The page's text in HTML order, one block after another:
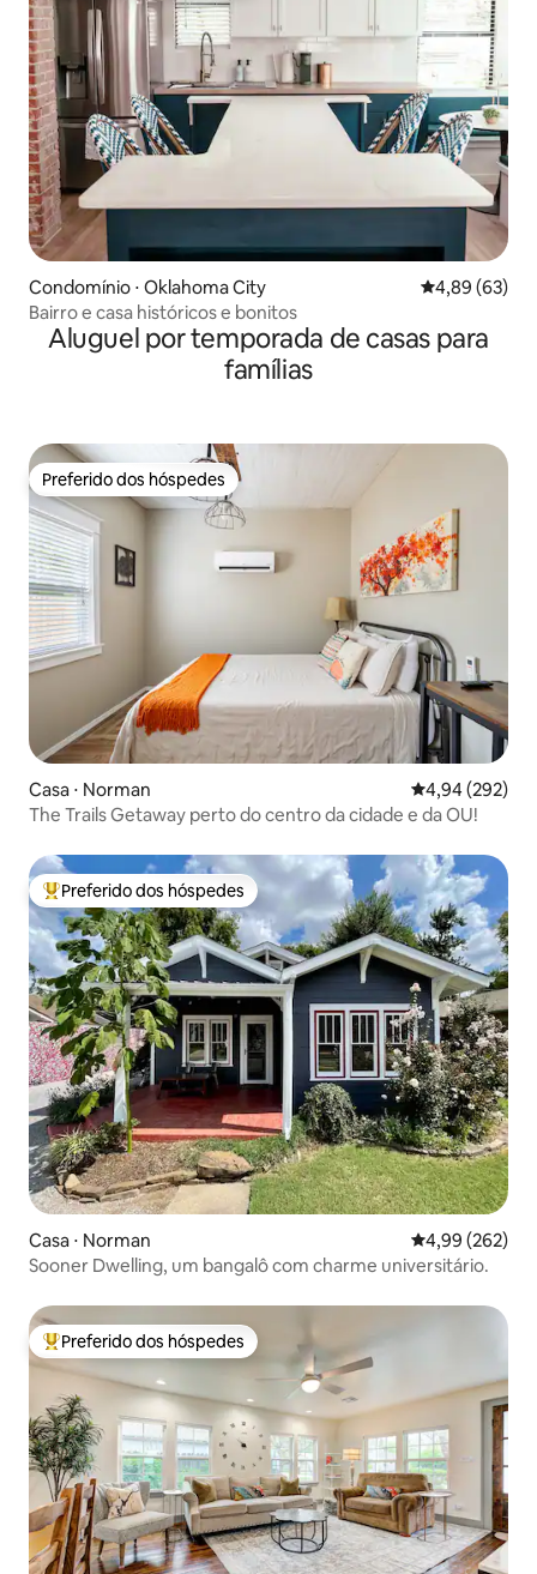
Condomínio ⋅ Oklahoma City 4,89 de uma
4,89 (63)
Bairro e casa históricos e bonitos
Aluguel por temporada de casas para
famílias
Preferido dos hóspedes
Preferido dos hóspedes
Casa ⋅ Norman 4,94 de uma
4,94 (292)
The Trails Getaway perto do centro da cidade e da OU!
Entre os melhores preferidos dos hóspedes
Preferido dos hóspedes
Casa ⋅ Norman 4,99 de uma
4,99 (262)
Sooner Dwelling, um bangalô com charme universitário.
Entre os melhores preferidos dos hóspedes
Preferido dos hóspedes